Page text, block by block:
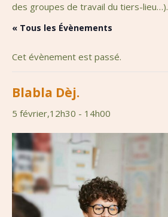
des groupes de travail du tiers-lieu…).
« Tous les Évènements
Cet évènement est passé.
Blabla Dèj.
5 février,12h30 - 14h00